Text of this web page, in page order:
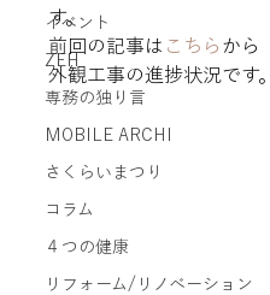
イベント
ZEH
専務の独り言
MOBILE ARCHI
さくらいまつり
コラム
４つの健康
リフォーム/リノベーション
す。
前回の記事は こちら から
外観工事の進捗状況です。